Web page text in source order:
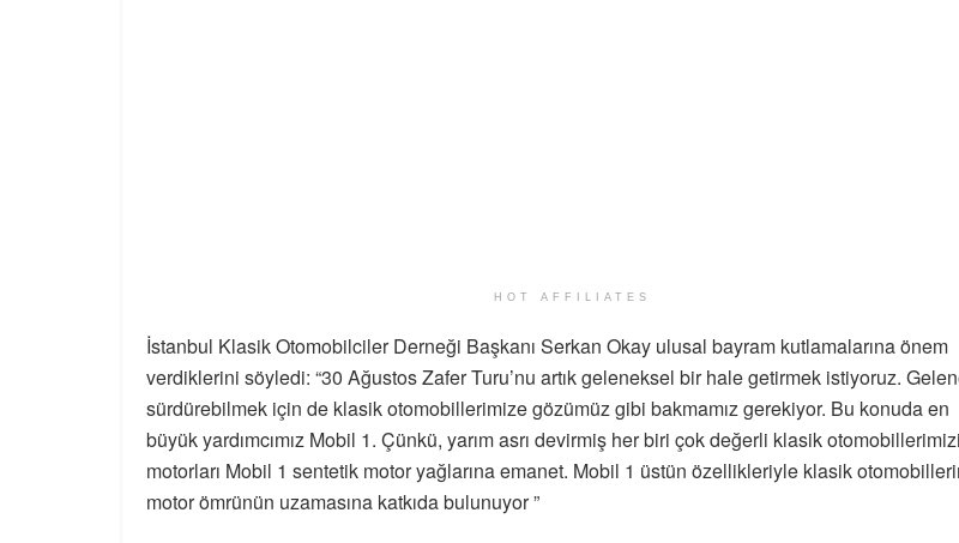
HOT AFFILIATES
İstanbul Klasik Otomobilciler Derneği Başkanı Serkan Okay ulusal bayram kutlamalarına önem
verdiklerini söyledi: “30 Ağustos Zafer Turu’nu artık geleneksel bir hale getirmek istiyoruz.
sürdürebilmek için de klasik otomobillerimize gözümüz gibi bakmamız gerekiyor. Bu konuda en
büyük yardımcımız Mobil 1. Çünkü, yarım asrı devirmiş her biri çok değerli klasik
motorları Mobil 1 sentetik motor yağlarına emanet. Mobil 1 üstün özellikleriyle klasik
motor ömrünün uzamasına katkıda bulunuyor ”